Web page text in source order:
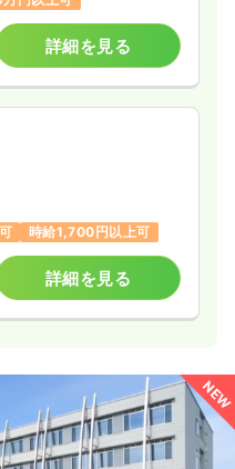
詳細を見る
時給1,700円以上可
詳細を見る
NEW